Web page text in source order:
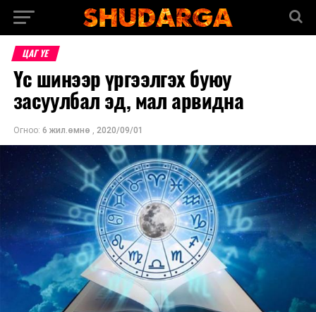
ЦАГ ҮЕ
Үс шинээр үргээлгэх буюу
засуулбал эд, мал арвидна
Огноо: 6 жил.өмнө , 2020/09/01